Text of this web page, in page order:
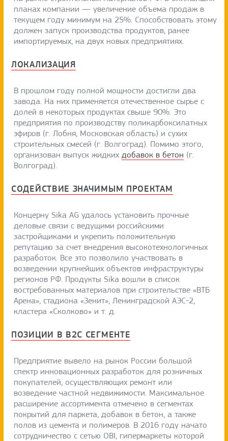
планах компании — увеличение объема продаж в
текущем году минимум на 25%. Способствовать этому
должен запуск производства продуктов, ранее
импортируемых, на двух новых предприятиях.
ЛОКАЛИЗАЦИЯ
В прошлом году полной мощности достигли два
завода. На них применяется отечественное сырье с
долей в некоторых продуктах свыше 90%. Это
предприятия по производству поликарбоксилатных
эфиров (г. Лобня, Московская область) и сухих
строительных смесей (г. Волгоград). Помимо этого,
организован выпуск жидких добавок в бетон (г.
Волгоград).
СОДЕЙСТВИЕ ЗНАЧИМЫМ ПРОЕКТАМ
Концерну Sika AG удалось установить прочные
деловые связи с ведущими российскими
застройщиками и укрепить положительную
репутацию за счет внедрения высокотехнологичных
разработок. Все это позволило участвовать в
возведении крупнейших объектов инфраструктуры
регионов РФ. Продукты Sika вошли в список
востребованных материалов при строительстве «ВТБ
Арена», стадиона «Зенит», Ленинградской АЭС-2,
кластера «Сколково» и т. д.
ПОЗИЦИИ В B2C СЕГМЕНТЕ
Предприятие вывело на рынок России большой
спектр инновационных разработок для розничных
покупателей, осуществляющих ремонт или
возведение частной недвижимости. Максимальное
расширение ассортимента отмечено в сегментах
покрытий для паркета, добавок в бетон, а также
полов из цемента и полимеров. В 2016 году начато
сотрудничество с сетью OBI, гипермаркеты которой